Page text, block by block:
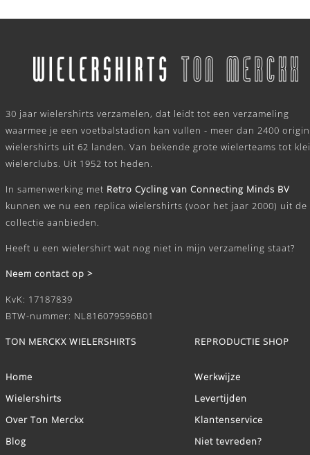
30 jaar wielershirts verzamelen, dat leidt tot een verzameling
waarmee je een voetbalstadion kan vullen - meer dan 2400
wielershirts uit 62 landen. Van bekende grote wielerteams tot
wielerclubs. Uit 1952 tot heden.
In samenwerking met Retro Cycling van Connecting Minds BV
kunnen we nu een replica wielershirts (voor het jaar 2000) uit de
collectie aanbieden.
Heeft u een wielershirt wat nog niet in mijn verzameling staat?
Neem contact op >
KvK: 17187839
BTW-nummer: NL816079596B01
TON MERCKX WIELERSHIRTS
Home
Wielershirts
Over Ton Merckx
Blog
REPRODUCTIE SHOP
Werkwijze
Levertijden
Klantenservice
Niet tevreden?